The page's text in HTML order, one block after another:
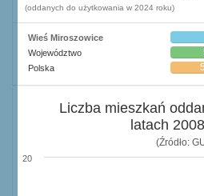
(oddanych do użytkowania w 2024 roku)
Wieś Miroszowice
Województwo
Polska
Liczba mieszkań
latach
(Źródło:
20